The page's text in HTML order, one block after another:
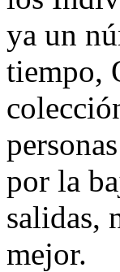
ya un
tiempo,
por la
salidas,
mejor.